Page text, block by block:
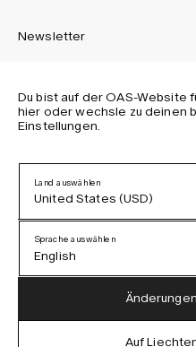
Newsletter
Melden Sie sich an, um die
Datenschutzerklärung
AGB
Barrierefreiheit
Cookie-Richtlinie
Du bist auf der OAS-Website
hier oder wechsle zu deinen
Einstellungen.
Land auswählen
United States (USD)
Austria (EUR)
Sprache auswählen
English
German
Auf